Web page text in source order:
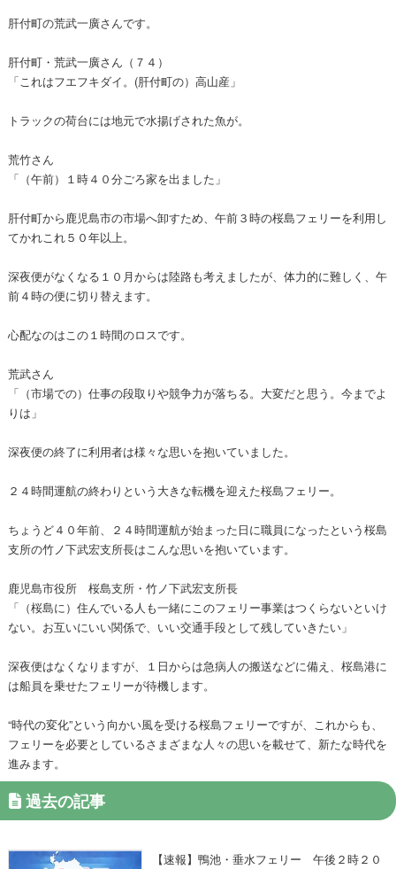
肝付町の荒武一廣さんです。
肝付町・荒武一廣さん（７４）
「これはフエフキダイ。(肝付町の）高山産」
トラックの荷台には地元で水揚げされた魚が。
荒竹さん
「（午前）１時４０分ごろ家を出ました」
肝付町から鹿児島市の市場へ卸すため、午前３時の桜島フェリーを利用し
てかれこれ５０年以上。
深夜便がなくなる１０月からは陸路も考えましたが、体力的に難しく、午
前４時の便に切り替えます。
心配なのはこの１時間のロスです。
荒武さん
「（市場での）仕事の段取りや競争力が落ちる。大変だと思う。今までよ
りは」
深夜便の終了に利用者は様々な思いを抱いていました。
２４時間運航の終わりという大きな転機を迎えた桜島フェリー。
ちょうど４０年前、２４時間運航が始まった日に職員になったという桜島
支所の竹ノ下武宏支所長はこんな思いを抱いています。
鹿児島市役所 桜島支所・竹ノ下武宏支所長
「（桜島に）住んでいる人も一緒にこのフェリー事業はつくらないといけ
ない。お互いにいい関係で、いい交通手段として残していきたい」
深夜便はなくなりますが、１日からは急病人の搬送などに備え、桜島港に
は船員を乗せたフェリーが待機します。
“時代の変化”という向かい風を受ける桜島フェリーですが、これからも、
フェリーを必要としているさまざまな人々の思いを載せて、新たな時代を
進みます。
過去の記事
【速報】鴨池・垂水フェリー 午後２時２０